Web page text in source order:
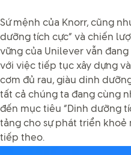
Sứ mệnh của Knorr, cũng
dưỡng tích cực” và chiến
vững của Unilever vẫn
với việc tiếp tục xây dựng
cơm đủ rau, giàu dinh
tất cả chúng ta đang cùng
đến mục tiêu “Dinh dưỡng
tảng cho sự phát triển khoẻ
tiếp theo.